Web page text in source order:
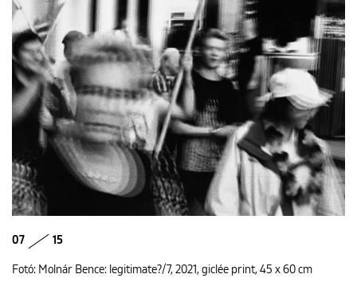
07 15
Fotó: Molnár Bence: legitimate?/7, 2021, giclée print, 45 x 60 cm